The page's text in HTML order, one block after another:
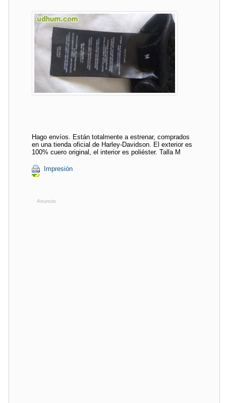
Hago envíos. Están totalmente a estrenar, comprados
en una tienda oficial de Harley-Davidson. El exterior es
100% cuero original, el interior es poliéster. Talla M
Impresión
Anuncio